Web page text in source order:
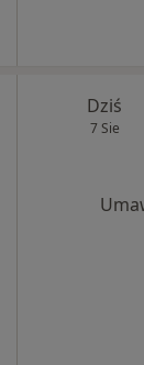
Dziś
7 Sie